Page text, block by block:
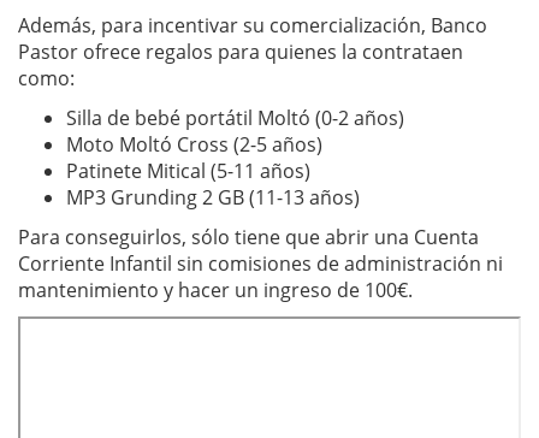
Además, para incentivar su comercialización, Banco
Pastor ofrece regalos para quienes la contrataen
como:
Silla de bebé portátil Moltó (0-2 años)
Moto Moltó Cross (2-5 años)
Patinete Mitical (5-11 años)
MP3 Grunding 2 GB (11-13 años)
Para conseguirlos, sólo tiene que abrir una Cuenta
Corriente Infantil sin comisiones de administración ni
mantenimiento y hacer un ingreso de 100€.